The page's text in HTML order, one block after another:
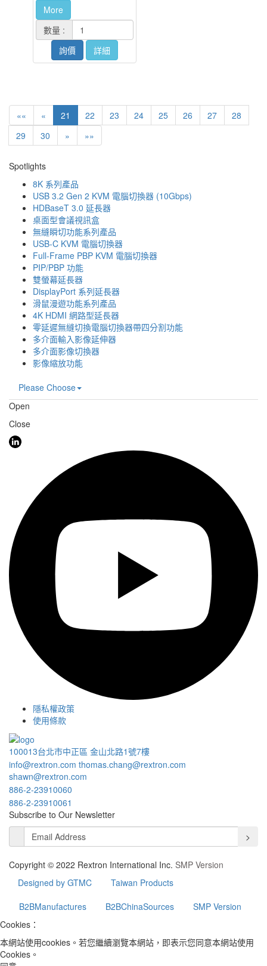
More
數量 :
詢價
詳細
«« « 21 22 23 24 25 26 27
28
29
30 » »»
Spotlights
8K 系列產品
USB 3.2 Gen 2 KVM 電腦切換器 (10Gbps)
HDBaseT 3.0 延長器
桌面型會議視訊盒
無縫瞬切功能系列產品
USB-C KVM 電腦切換器
Full-Frame PBP KVM 電腦切換器
PIP/PBP 功能
雙螢幕延長器
DisplayPort 系列延長器
滑鼠漫遊功能系列產品
4K HDMI 網路型延長器
零延遲無縫切換電腦切換器帶四分割功能
多介面輸入影像延伸器
多介面影像切換器
影像縮放功能
Please Choose
Open
Close
隱私權政策
使用條款
100013台北市中正區 金山北路1號7樓
info@rextron.com thomas.chang@rextron.com
shawn@rextron.com
886-2-23910060
886-2-23910061
Subscribe to Our Newsletter
>
Copyright © 2022 Rextron International Inc. SMP Version
Designed by GTMC
Taiwan Products
B2BManufactures
B2BChinaSources
SMP Version
Cookies：
本網站使用cookies。若您繼續瀏覽本網站，即表示您同意本網站使用
Cookies。